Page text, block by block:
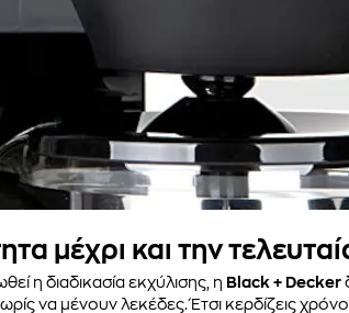
μέχρι και την
η διαδικασία εκχύλισης, η Black + Decker
να μένουν λεκέδες. Έτσι κερδίζεις